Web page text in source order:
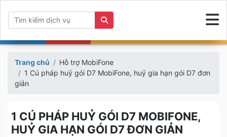
Trang chủ
Hỗ trợ MobiFone
1 Cú pháp huỷ gói D7 MobiFone, huỷ gia hạn gói D7 đơn
giản
1 CÚ PHÁP HUỶ GÓI D7 MOBIFONE,
HUỶ GIA HẠN GÓI D7 ĐƠN GIẢN